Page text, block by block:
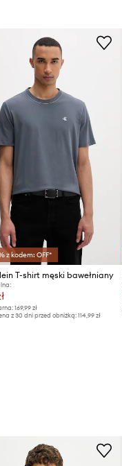
z kodem: OFF*
T-shirt męski bawełniany
169,99 zł
z 30 dni przed obniżką: 114,99 zł